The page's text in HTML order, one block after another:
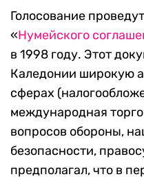
Голосование
«Нумейского
в 1998 году. Этот
Каледонии широкую
сферах
международная
вопросов обороны,
безопасности,
предполагал, что в